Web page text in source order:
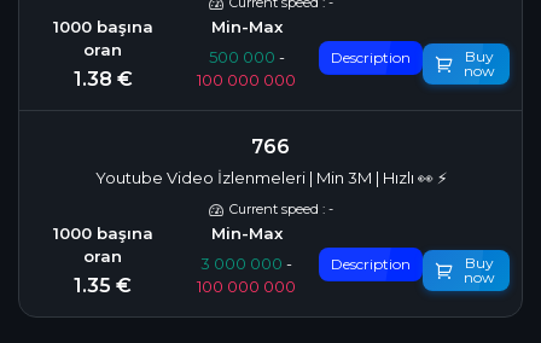
1.38 €
500 000 -
100 000 000
Description
Buy
now
766
Youtube Video İzlenmeleri | Min 3M | Hızlı 👀 ⚡️
Current speed : -
1.35 €
3 000 000 -
100 000 000
Description
Buy
now